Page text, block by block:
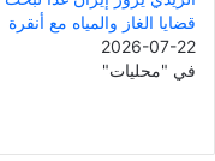
قضايا الغاز والمياه مع أنقرة
2026-07-22
في "محليات"